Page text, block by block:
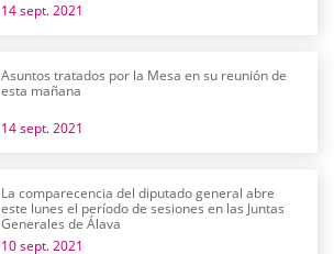
14 sept. 2021
Asuntos tratados por la Mesa en su reunión de
esta mañana
14 sept. 2021
La comparecencia del diputado general abre
este lunes el período de sesiones en las Juntas
Generales de Álava
10 sept. 2021